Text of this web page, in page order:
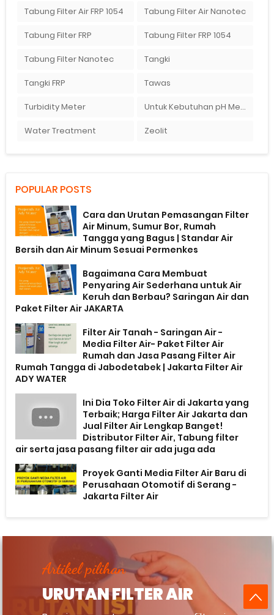
Tabung Filter Air FRP 1054 Tabung Filter Air Nanotec
Tabung Filter FRP Tabung Filter FRP 1054
Tabung Filter Nanotec Tangki
Tangki FRP Tawas
Turbidity Meter Untuk Kebutuhan pH Meter Murah Hanya Di Ady Water
Water Treatment Zeolit
POPULAR POSTS
Cara dan Urutan Pemasangan Filter
Air Minum, Sumur Bor, Rumah
Tangga yang Bagus | Standar Air
Bersih dan Air Minum Sesuai Permenkes
Bagaimana Cara Membuat
Penyaring Air Sederhana untuk Air
Keruh dan Berbau? Saringan Air dan
Paket Filter Air JAKARTA
Filter Air Tanah - Saringan Air -
Media Filter Air- Paket Filter Air
Rumah dan Jasa Pasang Filter Air
Rumah Tangga di Jabodetabek | Jakarta Filter Air
ADY WATER
Ini Dia Toko Filter Air di Jakarta yang
Terbaik; Harga Filter Air Jakarta dan
Jual Filter Air Lengkap Banget!
Distributor Filter Air, Tabung filter
air serta jasa pasang filter air ada juga ada
Proyek Ganti Media Filter Air Baru di
Perusahaan Otomotif di Serang -
Jakarta Filter Air
Artikel pilihan
URUTAN FILTER AIR